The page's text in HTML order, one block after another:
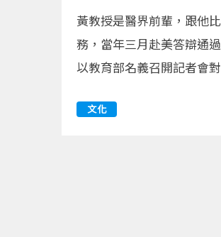
黃教授是醫界前輩，跟他
務，當年三月赴美答辯通
以教育部名義召開記者會
文化